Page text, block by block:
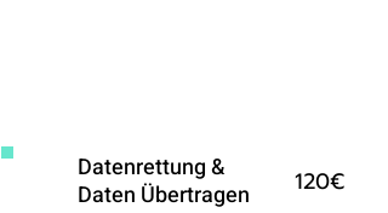
Datenrettung &
Daten Übertragen
120€